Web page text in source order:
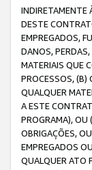
INDIRETAMENTE
DESTE
EMPREGADOS,
DANOS,
MATERIAIS QUE
PROCESSOS, (B)
QUALQUER
A ESTE
PROGRAMA), OU
OBRIGAÇÕES,
EMPREGADOS
QUALQUER ATO